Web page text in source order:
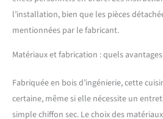
une
couverts
robuste
l’installation, bien que les pièces
mentionnées par le fabricant.
Matériaux et fabrication : quels
Fabriquée en bois d’ingénierie, cette
certaine, même si elle nécessite un
simple chiffon sec. Le choix des